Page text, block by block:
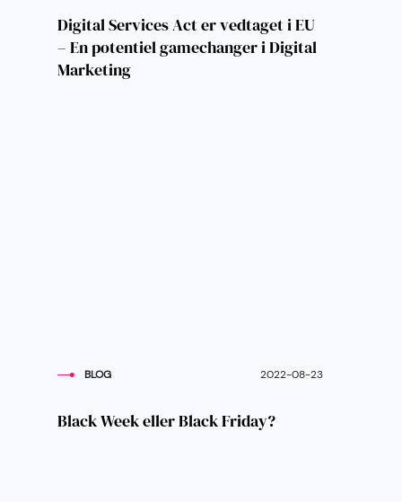
Digital Services Act er vedtaget i EU
– En potentiel gamechanger i Digital
Marketing
BLOG 2022-08-23
Black Week eller Black Friday?